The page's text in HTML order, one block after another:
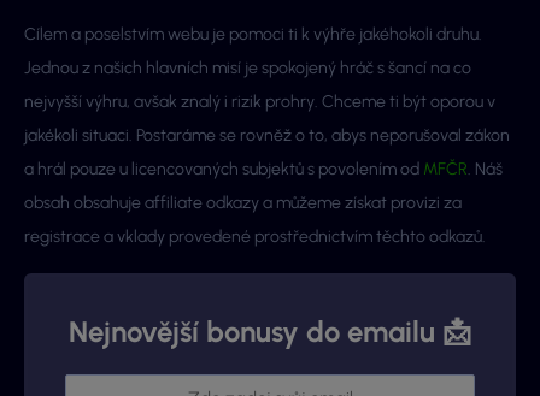
Cílem a poselstvím webu je pomoci ti k výhře jakéhokoli druhu.
Jednou z našich hlavních misí je spokojený hráč s šancí na co
nejvyšší výhru, avšak znalý i rizik prohry. Chceme ti být oporou v
jakékoli situaci. Postaráme se rovněž o to, abys neporušoval zákon
a hrál pouze u licencovaných subjektů s povolením od MFČR. Náš
obsah obsahuje affiliate odkazy a můžeme získat provizi za
registrace a vklady provedené prostřednictvím těchto odkazů.
Nejnovější bonusy do emailu 📩